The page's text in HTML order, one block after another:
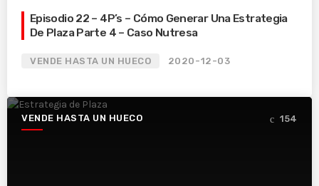
Episodio 22 – 4P’s – Cómo Generar Una Estrategia
De Plaza Parte 4 – Caso Nutresa
VENDE HASTA UN HUECO 2020-12-03
VENDE HASTA UN HUECO 154